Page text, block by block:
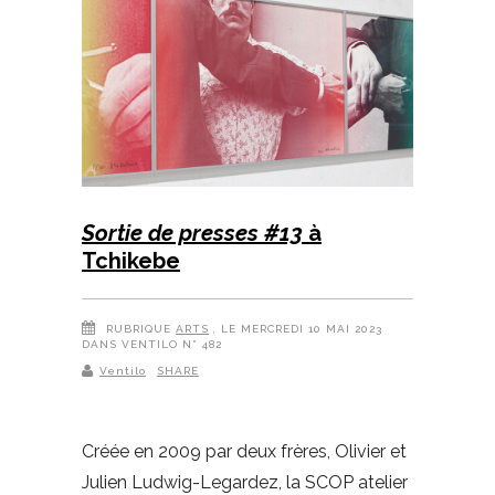
Sortie de presses #13 à
Tchikebe
RUBRIQUE ARTS
, LE MERCREDI 10 MAI 2023
DANS VENTILO N° 482
Ventilo SHARE
Créée en 2009 par deux frères, Olivier et
Julien Ludwig-Legardez, la SCOP atelier